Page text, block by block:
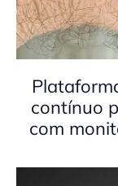
contínuo
com